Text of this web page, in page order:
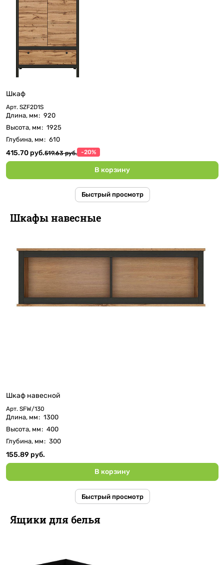
Шкаф
Арт. SZF2D1S
Длина, мм: 920
Высота, мм: 1925
Глубина, мм: 610
415.70 руб.519.63 руб. -20%
В корзину
Быстрый просмотр
Шкафы навесные
Шкаф навесной
Арт. SFW/130
Длина, мм: 1300
Высота, мм: 400
Глубина, мм: 300
155.89 руб.
В корзину
Быстрый просмотр
Ящики для белья